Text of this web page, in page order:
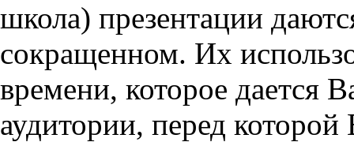
школа) презентации
сокращенном. Их
времени, которое дается
аудитории, перед